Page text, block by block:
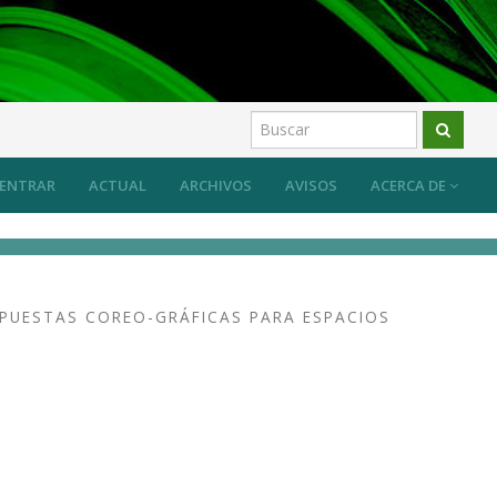
ACTUAL ARCHIVOS AVISOS ACERCA DE
ENTRAR
COREO-GRÁFICAS PARA ESPACIOS